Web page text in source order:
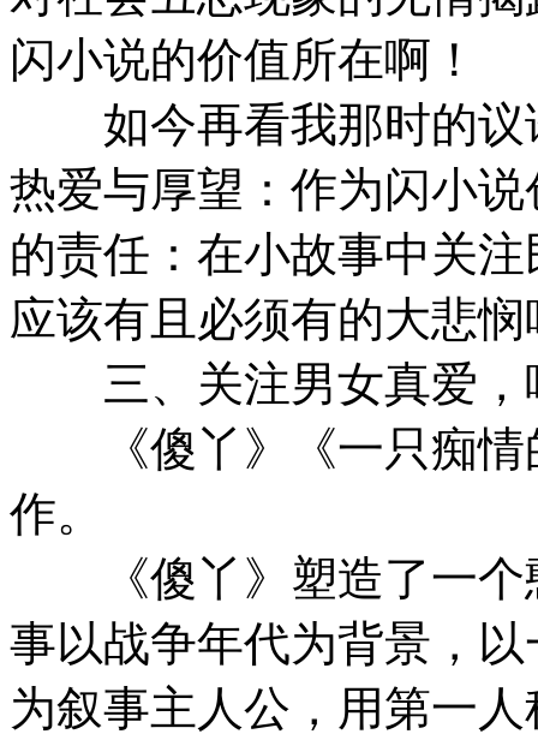
闪小说的价值所在啊！
如今再看我那时的议
热爱与厚望：作为闪小
的责任：在小故事中关
应该有且必须有的大悲悯
三、关注男女真爱，
《傻丫》《一只痴情
作。
《傻丫》塑造了一个
事以战争年代为背景，
为叙事主人公，用第一